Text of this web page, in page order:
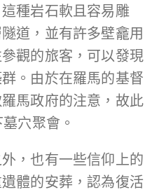
種岩石軟且容易雕
道，並有許多壁龕用
觀的旅客，可以發現
。由於在羅馬的基督
馬政府的注意，故此
穴聚會。
，也有一些信仰上的
體的安葬，認為復活